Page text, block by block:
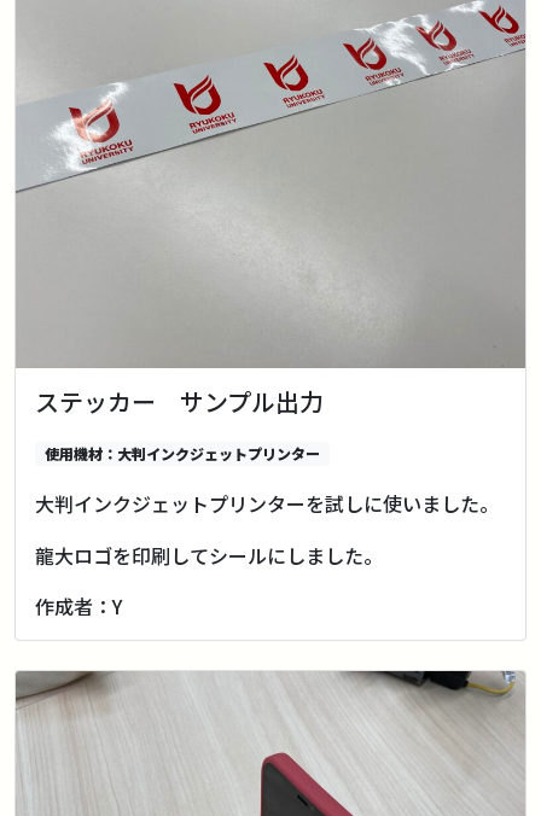
ステッカー サンプル出力
使用機材：大判インクジェットプリンター
大判インクジェットプリンターを試しに使いました。
龍大ロゴを印刷してシールにしました。
作成者：Y